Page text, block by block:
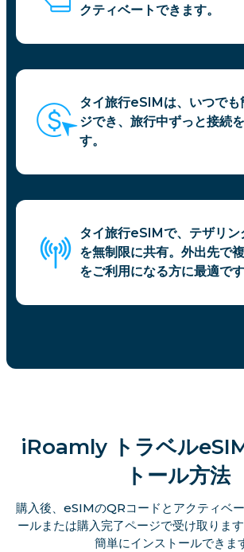
クティベートできます。
タイ旅行eSIMは、いつでも
ジでき、旅行中ずっと接続
す。
タイ旅行eSIMで、テザリン
を無制限に共有。外出先で
をご利用になる方に最適です
iRoamly トラベル
トール方法
購入後、eSIMのQRコードとアクティベ
ールまたは購入完了ページで受け取りま
簡単にインストールできま